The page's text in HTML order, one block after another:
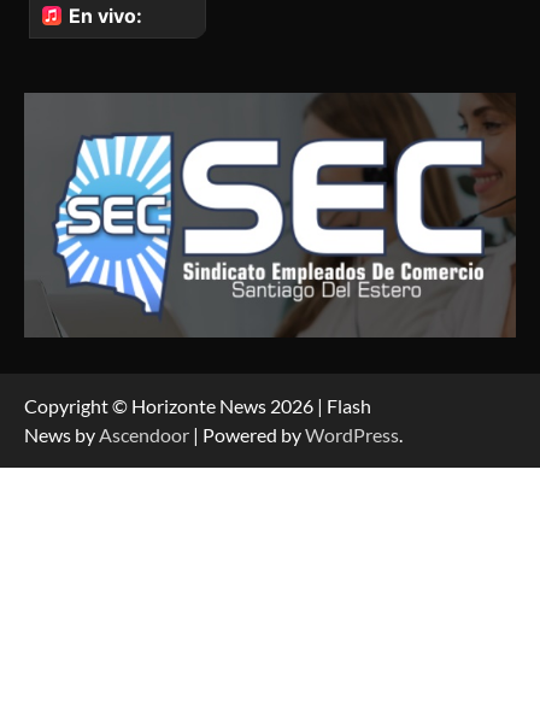
Copyright © Horizonte News 2026 | Flash
News byAscendoor | Powered byWordPress.